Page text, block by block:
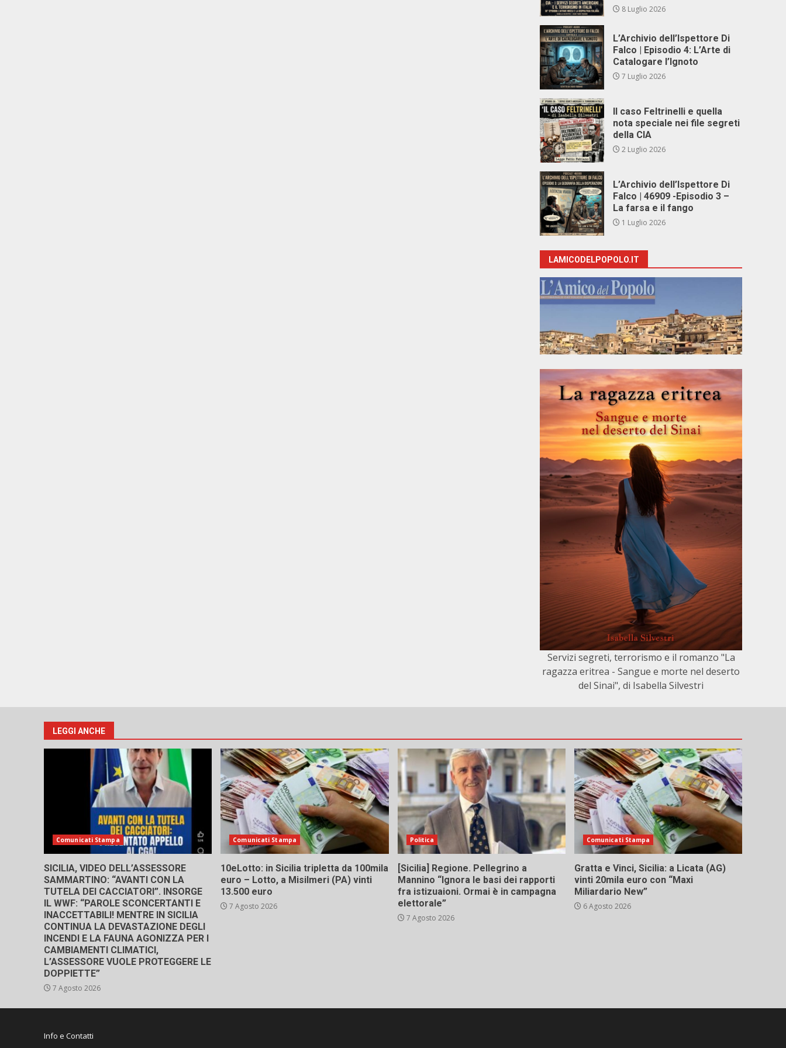
8 Luglio 2026
L’Archivio dell’Ispettore Di
Falco | Episodio 4: L’Arte di
Catalogare l’Ignoto
7 Luglio 2026
Il caso Feltrinelli e quella
nota speciale nei file segreti
della CIA
2 Luglio 2026
L’Archivio dell’Ispettore Di
Falco | 46909 -Episodio 3 –
La farsa e il fango
1 Luglio 2026
LAMICODELPOPOLO.IT
Servizi segreti, terrorismo e il romanzo "La
ragazza eritrea - Sangue e morte nel deserto
del Sinai", di Isabella Silvestri
LEGGI ANCHE
Comunicati Stampa
SICILIA, VIDEO DELL’ASSESSORE
SAMMARTINO: “AVANTI CON LA
TUTELA DEI CACCIATORI”. INSORGE
IL WWF: “PAROLE SCONCERTANTI E
INACCETTABILI! MENTRE IN SICILIA
CONTINUA LA DEVASTAZIONE DEGLI
INCENDI E LA FAUNA AGONIZZA PER I
CAMBIAMENTI CLIMATICI,
L’ASSESSORE VUOLE PROTEGGERE LE
DOPPIETTE”
7 Agosto 2026
Comunicati Stampa
10eLotto: in Sicilia tripletta da 100mila
euro – Lotto, a Misilmeri (PA) vinti
13.500 euro
7 Agosto 2026
Politica
[Sicilia] Regione. Pellegrino a
Mannino “Ignora le basi dei rapporti
fra istizuaioni. Ormai è in campagna
elettorale”
7 Agosto 2026
Comunicati Stampa
Gratta e Vinci, Sicilia: a Licata (AG)
vinti 20mila euro con “Maxi
Miliardario New”
6 Agosto 2026
Info e Contatti